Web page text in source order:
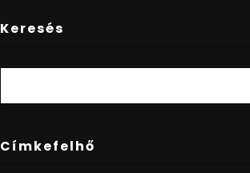
Keresés
Címkefelhő